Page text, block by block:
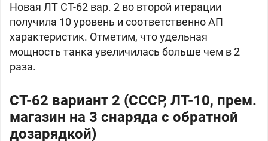
Новая ЛТ СТ-62 вар. 2 во второй итерации
получила 10 уровень и соответственно АП
характеристик. Отметим, что удельная
мощность танка увеличилась больше чем в 2
раза.
СТ-62 вариант 2 (СССР, ЛТ-10, прем.
магазин на 3 снаряда с обратной
дозарядкой)